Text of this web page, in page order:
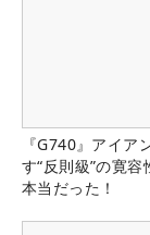
『G740』アイア
す“反則級”の寛容
本当だった！